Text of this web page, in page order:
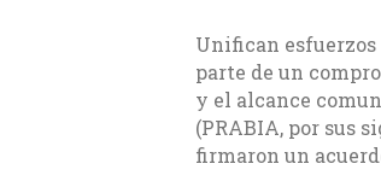
Unifican
parte de un
y el alcance
(PRABIA, por sus
firmaron un